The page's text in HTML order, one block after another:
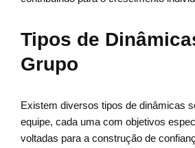
Tipos de
Grupo
Existem diversos tipos de dinâmicas
equipe, cada uma com objetivos
voltadas para a construção de